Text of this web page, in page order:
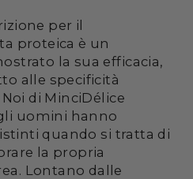
per il
proteica è un
la sua efficacia,
alle specificità
di MinciDélice
uomini hanno
quando si tratta di
la propria
Lontano dalle